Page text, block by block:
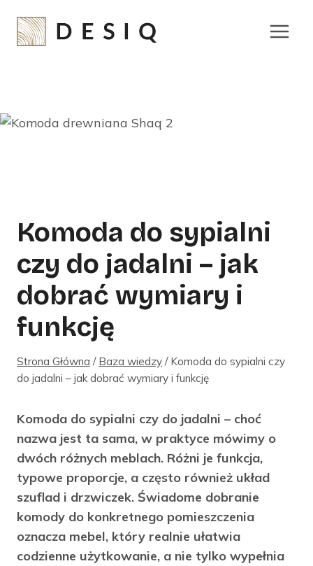
treści
Komoda do sypialni
czy do jadalni – jak
dobrać wymiary i
funkcję
Strona Główna / Baza wiedzy / Komoda do sypialni czy
do jadalni – jak dobrać wymiary i funkcję
Komoda do sypialni czy do jadalni – choć
nazwa jest ta sama, w praktyce mówimy o
dwóch różnych meblach. Różni je funkcja,
typowe proporcje, a często również układ
szuflad i drzwiczek. Świadome dobranie
komody do konkretnego pomieszczenia
oznacza mebel, który realnie ułatwia
codzienne użytkowanie, a nie tylko wypełnia